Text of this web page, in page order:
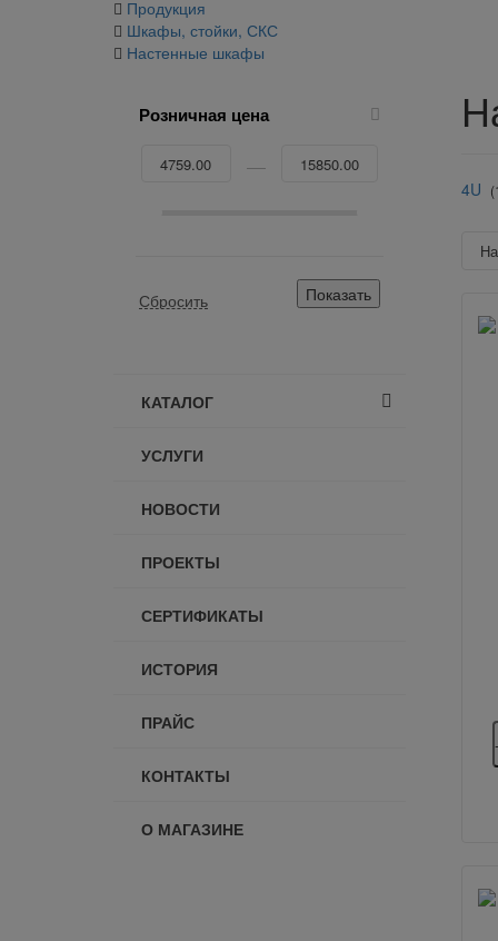
Продукция
Шкафы, стойки, СКС
Настенные шкафы
Розничная цена
КАТАЛОГ
УСЛУГИ
НОВОСТИ
ПРОЕКТЫ
СЕРТИФИКАТЫ
ИСТОРИЯ
ПРАЙС
КОНТАКТЫ
О МАГАЗИНЕ
4U